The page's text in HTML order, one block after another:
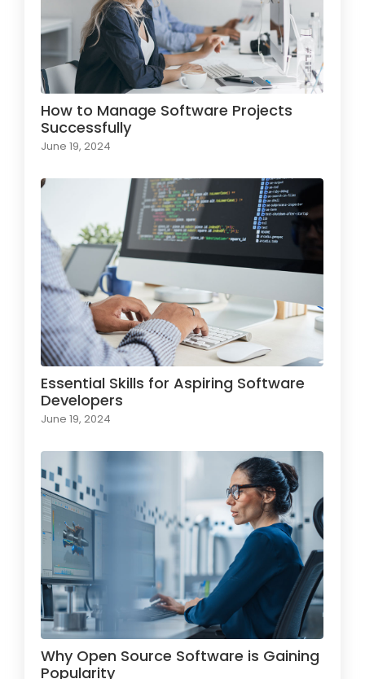
How to Manage Software Projects
Successfully
June 19, 2024
Essential Skills for Aspiring Software
Developers
June 19, 2024
Why Open Source Software is Gaining
Popularity